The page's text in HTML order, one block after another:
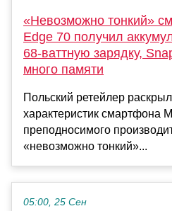
«Невозможно тонкий»
Edge 70 получил
68-ваттную зарядку,
много памяти
Польский ретейлер
характеристик смартфона
преподносимого
«невозможно тонкий»...
05:00, 25 Сен